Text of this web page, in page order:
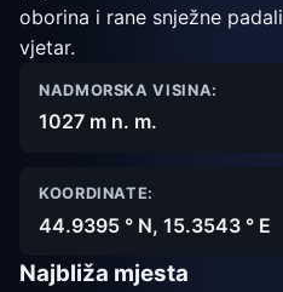
oborina i rane snježne
vjetar.
NADMORSKA VISINA:
1027 m n. m.
KOORDINATE:
44.9395 ° N, 15.3543 ° E
Najbliža mjesta